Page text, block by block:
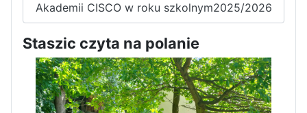
Zakończenie praktyk w
Portugalii
Rozpoczęcie kampanii „Gotowi
na kryzys” w ZSP w Iłży
Akademii CISCO w roku szkolnym2025/2026
Staszic czyta na polanie